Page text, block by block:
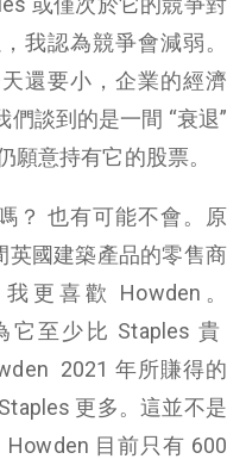
我認為競爭會減弱。
還要小，企業的經濟
談到的是一間 “衰退”
願意持有它的股票。
？ 也有可能不會。原
英國建築產品的零售商
更喜歡 Howden。
它至少比 Staples 貴
2021 年所賺得的
更多。這並不是
目前只有 600